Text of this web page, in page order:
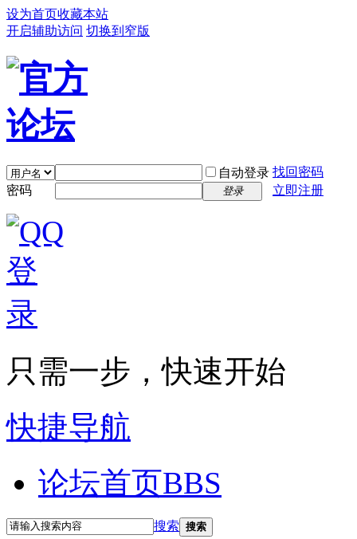
设为首页收藏本站
开启辅助访问 切换到窄版
自动登录 找回密码
密码
登录 立即注册
只需一步，快速开始
快捷导航
论坛首页BBS
搜索 搜索